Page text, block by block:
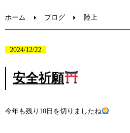
ホーム ブログ 陸上
2024/12/22
安全祈願
今年も残り10日を切りましたね